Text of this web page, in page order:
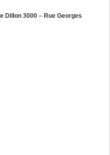
Dillon 3000 – Rue Georges